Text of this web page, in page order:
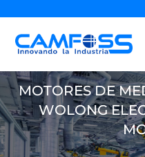
MOTORES DE
WOLONG